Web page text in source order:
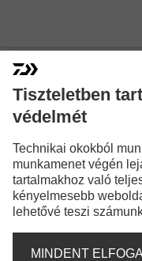
Tiszteletben
védelmét
Technikai okokból
munkamenet végén
tartalmakhoz való
kényelmesebb
lehetővé teszi
MINDENT